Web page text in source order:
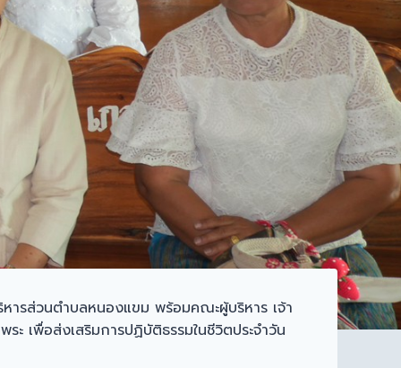
รส่วนตำบลหนองแขม พร้อมคณะผู้บริหาร เจ้า
ะ เพื่อส่งเสริมการปฏิบัติธรรมในชีวิตประจำวัน